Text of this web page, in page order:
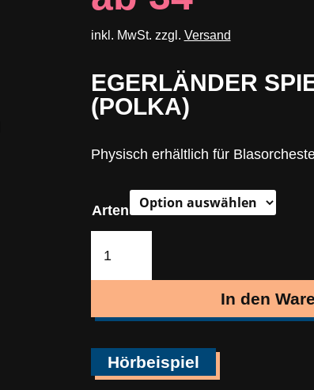
inkl. MwSt. zzgl. Versand
EGERLÄNDER
(POLKA)
Physisch erhältlich für
Arten
Spielereien
In den
Hörbeispiel